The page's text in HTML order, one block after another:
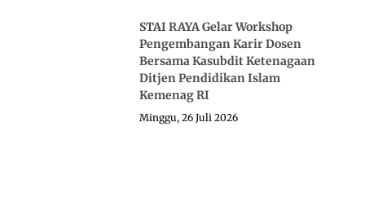
STAI RAYA Gelar Workshop
Pengembangan Karir Dosen
Bersama Kasubdit Ketenagaan
Ditjen Pendidikan Islam
Kemenag RI
Minggu, 26 Juli 2026